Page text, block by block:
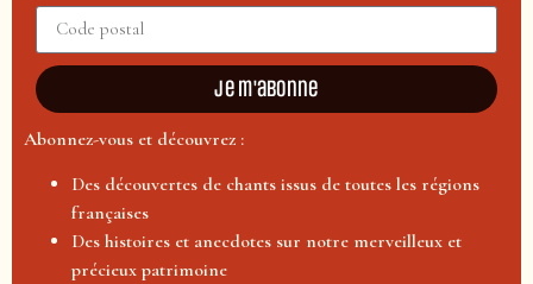
Je m'abonne
Abonnez-vous et découvrez :
Des découvertes de chants issus de toutes les régions
françaises
Des histoires et anecdotes sur notre merveilleux et
précieux patrimoine